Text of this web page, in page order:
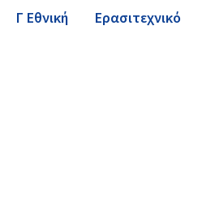
Γ Εθνική Ερασιτεχνικό